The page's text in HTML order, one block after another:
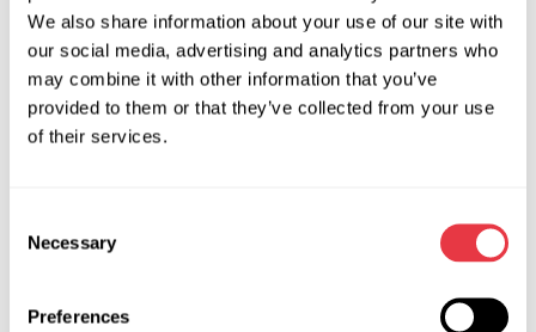
We also share information about your use of our site with
our social media, advertising and analytics partners who
may combine it with other information that you’ve
provided to them or that they’ve collected from your use
of their services.
Selection
Necessary
Preferences
Металевий скрегіт колодок свідчить про відмову
направляючих супорта. Буває, що супорт заклинює
через пошкодження пильовиків.
Перегрівання гальмівних дисків. Коли після руху та
нечастого гальмування, диски настільки розжарені, що
У спеціалізованих сервісах для якісної діагностики та
обладнання виробництва MSG Equipment.